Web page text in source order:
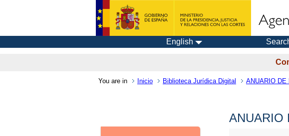
English
You are in Inicio Biblioteca Jurídica Digital ANUARIO DE
ANUARIO